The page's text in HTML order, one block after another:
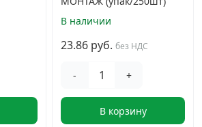
В наличии
23.86 руб. без НДС
- +
В корзину